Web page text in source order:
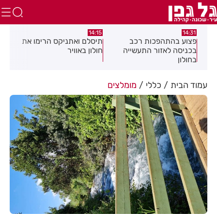
14:15
תיסלם ואתניקס הרימו את
חולון באוויר
13:05
פצוע בתאונת אופנוע במרכז
חולון
עמוד הבית כללי מומלצים